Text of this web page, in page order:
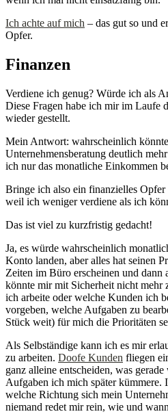
Ich achte auf mich – das gut so und
Opfer.
Finanzen
Verdiene ich genug? Würde ich als
Diese Fragen habe ich mir im Laufe
wieder gestellt.
Mein Antwort: wahrscheinlich
Unternehmensberatung deutlich
ich nur das monatliche Einkommen
Bringe ich also ein finanzielles Opfer
weil ich weniger verdiene als ich
Das ist viel zu kurzfristig gedacht!
Ja, es würde wahrscheinlich
Konto landen, aber alles hat seinen
Zeiten im Büro erscheinen und dann
könnte mir mit Sicherheit nicht mehr
ich arbeite oder welche Kunden ich
vorgeben, welche Aufgaben zu
Stück weit) für mich die Prioritäten
Als Selbständige kann ich es mir
zu arbeiten. Doofe Kunden fliegen
ganz alleine entscheiden, was
Aufgaben ich mich später kümmere.
welche Richtung sich mein
niemand redet mir rein, wie und